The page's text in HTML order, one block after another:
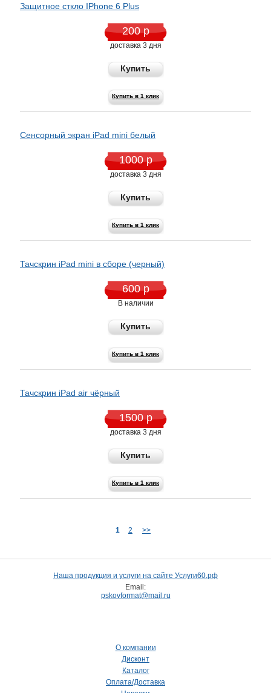
Защитное сткло IPhone 6 Plus
200 р
доставка 3 дня
Купить
Купить в 1 клик
Сенсорный экран iPad mini белый
1000 р
доставка 3 дня
Купить
Купить в 1 клик
Тачскрин iPad mini в сборе (черный)
600 р
В наличии
Купить
Купить в 1 клик
Тачскрин iPad air чёрный
1500 р
доставка 3 дня
Купить
Купить в 1 клик
1 2 >>
Наша продукция и услуги на сайте Услуги60.рф
Email:
pskovformat@mail.ru
О компании
Дисконт
Каталог
Оплата/Доставка